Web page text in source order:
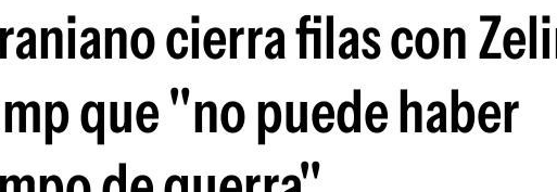
cierra filas con
que "no puede haber